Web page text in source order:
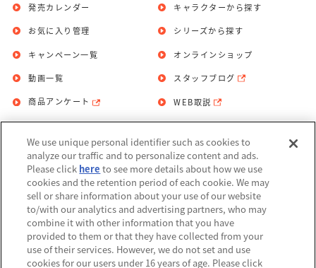
発売カレンダー
お気に入り管理
キャラクターから探す
シリーズから探す
キャンペーン一覧
動画一覧
商品アンケート
オンラインショップ
スタッフブログ
WEB取説
お問い合わせ 個人情報保護方針
利用規約
Do Not Sell or Share My Personal
Information
アレルギー情報
We use unique personal identifier such as cookies to
analyze our traffic and to personalize content and ads.
Please click here to see more details about how we use
cookies and the retention period of each cookie. We may
sell or share information about your use of our website
to/with our analytics and advertising partners, who may
combine it with other information that you have
provided to them or that they have collected from your
use of their services. However, we do not set and use
cookies for our users under 16 years of age. Please click